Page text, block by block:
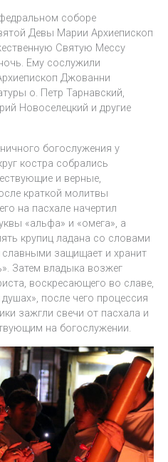
соборе
Девы Марии Архиепископ
Святую Мессу
Ему сослужили
Джованни
о. Петр Тарнавский,
Новоселецкий и другие
богослужения у
костра собрались
и верные,
краткой молитвы
на пасхале начертил
«альфа» и «омега», а
крупиц ладана со словами
защищает и хранит
Затем владыка возжег
воскресающего во славе,
после чего процессия
зажгли свечи от пасхала и
на богослужении.